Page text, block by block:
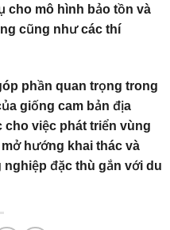
cho mô hình bảo tồn và
cũng như các thí
phần quan trọng trong
giống cam bản địa
cho việc phát triển vùng
hướng khai thác và
đặc thù gắn với du